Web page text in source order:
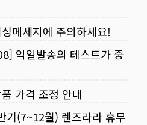
메세지에 주의하세요!
익일발송의 테스트가 중
가격 조정 안내
기(7~12월) 렌즈라라 휴무